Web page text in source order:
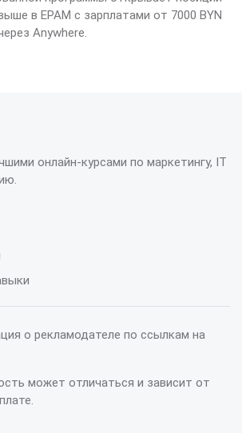
в EPAM с зарплатами от 7000 BYN
Anywhere.
онлайн-курсами по маркетингу, IT
о рекламодателе по ссылкам на
может отличаться и зависит от